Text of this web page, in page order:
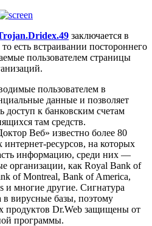
заключается в
есть встраивании постороннего
пользователем страницы
пользователем в
данные и позволяет
к банковским счетам
там средств.
Веб» известно более 80
интернет-ресурсов, на которых
информацию, среди них —
организации, как Royal Bank of
of Montreal, Bank of America,
и многие другие. Сигнатура
в вирусные базы, поэтому
продуктов Dr.Web защищены от
программы.